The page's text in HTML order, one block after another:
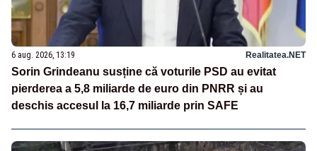
6 aug. 2026, 13:19 Realitatea.NET
Sorin Grindeanu susține că voturile PSD au evitat
pierderea a 5,8 miliarde de euro din PNRR și au
deschis accesul la 16,7 miliarde prin SAFE